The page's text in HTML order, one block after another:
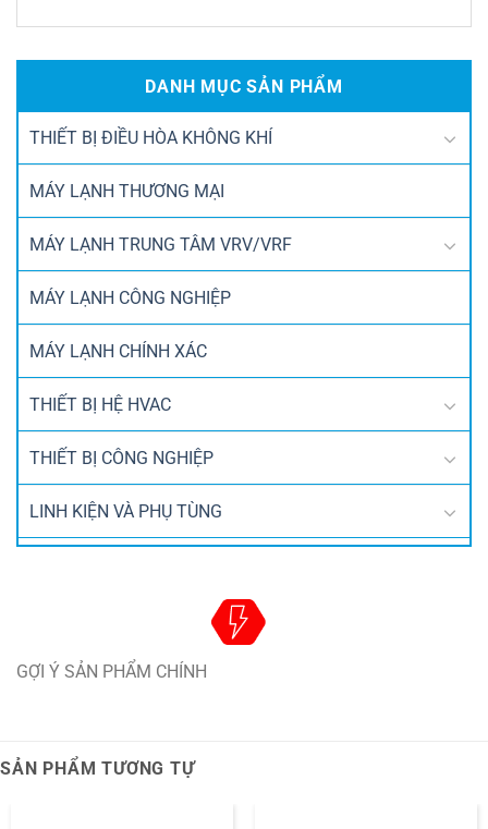
DANH MỤC SẢN PHẨM
THIẾT BỊ ĐIỀU HÒA KHÔNG KHÍ
MÁY LẠNH THƯƠNG MẠI
MÁY LẠNH TRUNG TÂM VRV/VRF
MÁY LẠNH CÔNG NGHIỆP
MÁY LẠNH CHÍNH XÁC
THIẾT BỊ HỆ HVAC
THIẾT BỊ CÔNG NGHIỆP
LINH KIỆN VÀ PHỤ TÙNG
GỢI Ý SẢN PHẨM CHÍNH
SẢN PHẨM TƯƠNG TỰ